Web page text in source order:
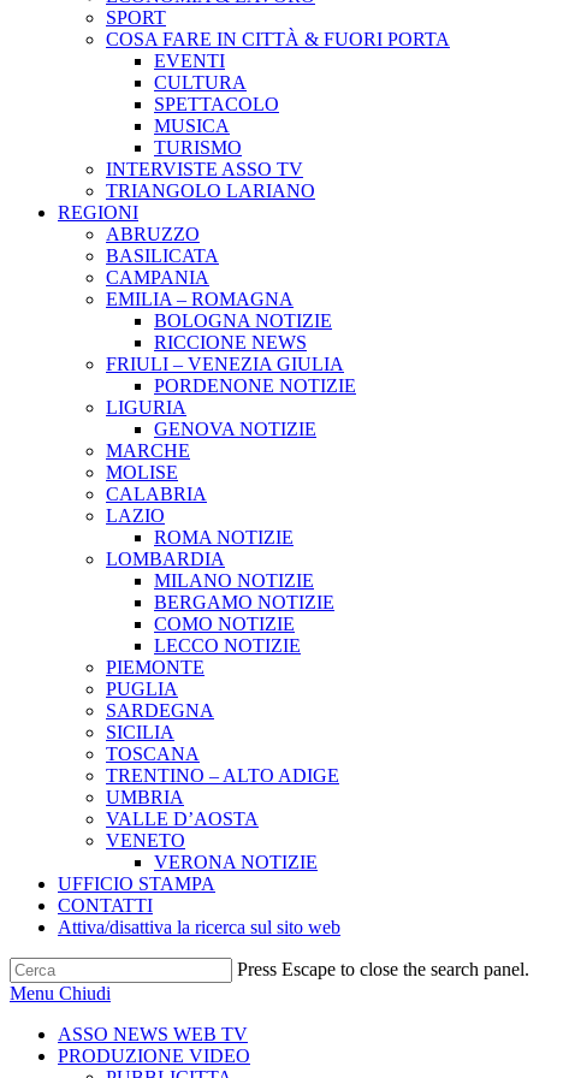
SPORT
COSA FARE IN CITTÀ & FUORI PORTA
EVENTI
CULTURA
SPETTACOLO
MUSICA
TURISMO
INTERVISTE ASSO TV
TRIANGOLO LARIANO
REGIONI
ABRUZZO
BASILICATA
CAMPANIA
EMILIA – ROMAGNA
BOLOGNA NOTIZIE
RICCIONE NEWS
FRIULI – VENEZIA GIULIA
PORDENONE NOTIZIE
LIGURIA
GENOVA NOTIZIE
MARCHE
MOLISE
CALABRIA
LAZIO
ROMA NOTIZIE
LOMBARDIA
MILANO NOTIZIE
BERGAMO NOTIZIE
COMO NOTIZIE
LECCO NOTIZIE
PIEMONTE
PUGLIA
SARDEGNA
SICILIA
TOSCANA
TRENTINO – ALTO ADIGE
UMBRIA
VALLE D’AOSTA
VENETO
VERONA NOTIZIE
UFFICIO STAMPA
CONTATTI
Attiva/disattiva la ricerca sul sito web
Press Escape to close the search panel.
Menu Chiudi
ASSO NEWS WEB TV
PRODUZIONE VIDEO